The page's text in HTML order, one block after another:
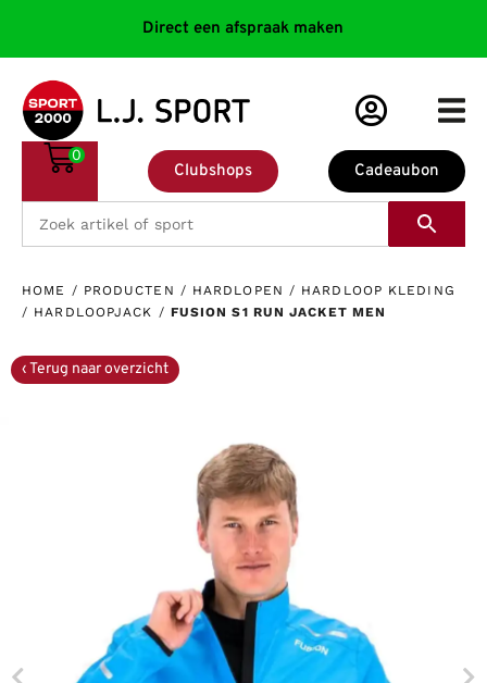
Direct een afspraak maken
Cadeaubon
Clubshops
0
HOME / PRODUCTEN / HARDLOPEN / HARDLOOP KLEDING
/ HARDLOOPJACK / FUSION S1 RUN JACKET MEN